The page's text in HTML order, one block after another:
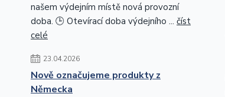
našem výdejním místě nová provozní
doba. 🕒 Otevírací doba výdejního ... číst
celé
23.04.2026
Nově označujeme produkty z
Německa